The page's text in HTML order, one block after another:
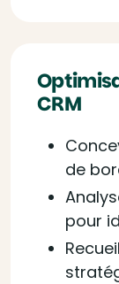
CRM
de
pour